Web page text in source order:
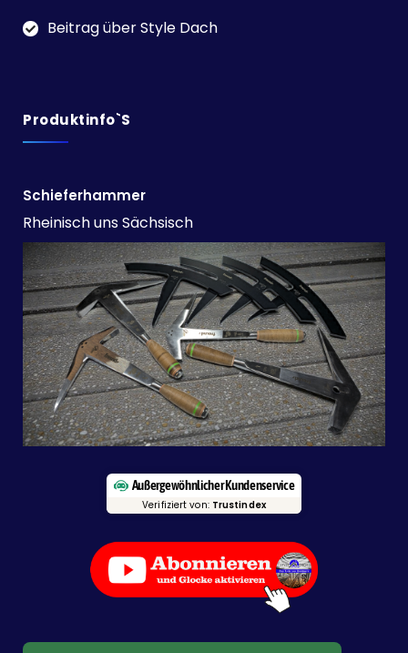
Beitrag über Style Dach
Produktinfo`s
Schieferhammer
Rheinisch uns Sächsisch
Außergewöhnlicher Kundenservice
Verifiziert von: Trustindex